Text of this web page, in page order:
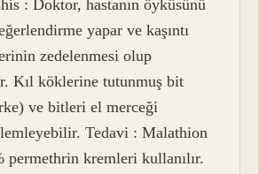
: Doktor, hastanın öyküsünü
yapar ve kaşıntı
zedelenmesi olup
Kıl köklerine tutunmuş bit
ve bitleri el merceği
Tedavi : Malathion
permethrin kremleri kullanılır.